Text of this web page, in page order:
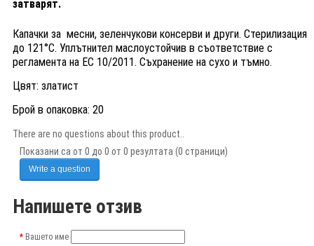
затварят.
Капачки за месни, зеленчукови консерви и други. Стерилизация
до 121°С. Уплътнител маслоустойчив в съответствие с
регламента на ЕС 10/2011. Съхранение на сухо и тъмно.
Цвят: златист
Брой в опаковка: 20
There are no questions about this product..
Показани са от 0 до 0 от 0 резултата (0 страници)
Write a question
Напишете отзив
Вашето име